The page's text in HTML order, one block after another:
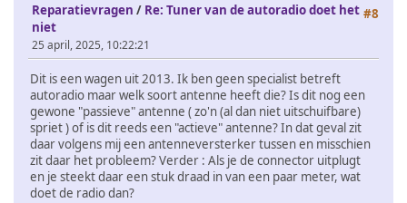
#8
Reparatievragen / Re: Tuner van de autoradio doet het
niet
25 april, 2025, 10:22:21
Dit is een wagen uit 2013. Ik ben geen specialist betreft
autoradio maar welk soort antenne heeft die? Is dit nog een
gewone "passieve" antenne ( zo'n (al dan niet uitschuifbare)
spriet ) of is dit reeds een "actieve" antenne? In dat geval zit
daar volgens mij een antenneversterker tussen en misschien
zit daar het probleem? Verder : Als je de connector uitplugt
en je steekt daar een stuk draad in van een paar meter, wat
doet de radio dan?